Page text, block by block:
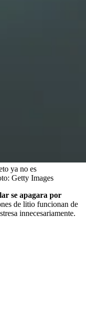
ya no es
Getty Images
se apagara por
de litio funcionan de
innecesariamente.